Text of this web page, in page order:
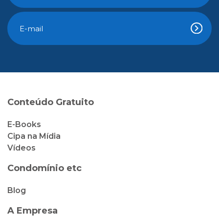
Conteúdo Gratuito
E-Books
Cipa na Mídia
Vídeos
Condomínio etc
Blog
A Empresa